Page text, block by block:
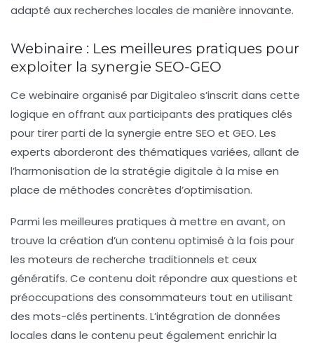
adapté aux recherches locales de manière innovante.
Webinaire : Les meilleures pratiques pour
exploiter la synergie SEO-GEO
Ce webinaire organisé par Digitaleo s’inscrit dans cette
logique en offrant aux participants des pratiques clés
pour tirer parti de la synergie entre SEO et GEO. Les
experts aborderont des thématiques variées, allant de
l’harmonisation de la stratégie digitale à la mise en
place de méthodes concrètes d’optimisation.
Parmi les meilleures pratiques à mettre en avant, on
trouve la création d’un contenu optimisé à la fois pour
les moteurs de recherche traditionnels et ceux
génératifs. Ce contenu doit répondre aux questions et
préoccupations des consommateurs tout en utilisant
des mots-clés pertinents. L’intégration de données
locales dans le contenu peut également enrichir la